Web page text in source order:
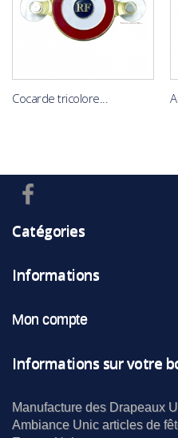
Cocarde tricolore...
Catégories
Informations
Mon compte
Informations sur votre
Manufacture des Drapeaux
Ambiance Unic articles de